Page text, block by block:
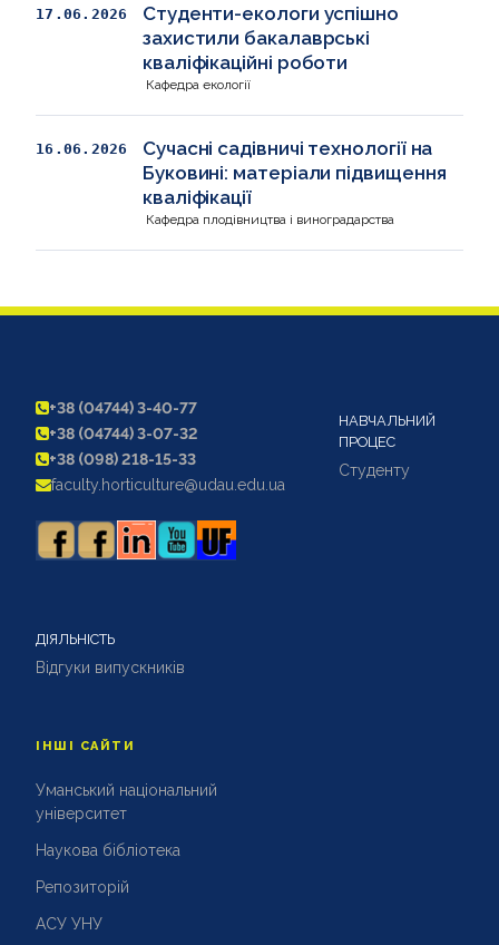
17.06.2026
Студенти-екологи успішно
захистили бакалаврські
кваліфікаційні роботи
Кафедра екології
16.06.2026
Сучасні садівничі технології на
Буковині: матеріали підвищення
кваліфікації
Кафедра плодівництва і виноградарства
+38 (04744) 3-40-77
+38 (04744) 3-07-32
+38 (098) 218-15-33
faculty.horticulture@udau.edu.ua
НАВЧАЛЬНИЙ
ПРОЦЕС
Студенту
ДІЯЛЬНІСТЬ
Відгуки випускників
ІНШІ САЙТИ
Уманський національний
університет
Наукова бібліотека
Репозиторій
АСУ УНУ